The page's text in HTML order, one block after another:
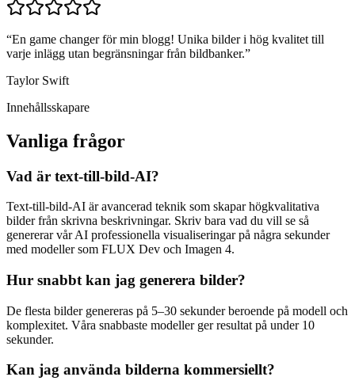
“En game changer för min blogg! Unika bilder i hög kvalitet till
varje inlägg utan begränsningar från bildbanker.”
Taylor Swift
Innehållsskapare
Vanliga frågor
Vad är text-till-bild-AI?
Text-till-bild-AI är avancerad teknik som skapar högkvalitativa
bilder från skrivna beskrivningar. Skriv bara vad du vill se så
genererar vår AI professionella visualiseringar på några sekunder
med modeller som FLUX Dev och Imagen 4.
Hur snabbt kan jag generera bilder?
De flesta bilder genereras på 5–30 sekunder beroende på modell och
komplexitet. Våra snabbaste modeller ger resultat på under 10
sekunder.
Kan jag använda bilderna kommersiellt?